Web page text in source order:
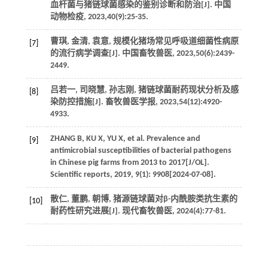
血杆菌与猪链球菌感染的鉴别诊断和防治[J]. 中国
动物检疫, 2023,40(9):25-35.
[7]
曹琪, 金清, 袁意, 规模化猪场常见呼吸道细菌性病原
的流行病学调查[J]. 中国畜牧兽医, 2023,50(6):2439-
2449.
[8]
吕若一, 司晓慧, 孙志刚, 猪链球菌耐药现状分析及感
染防控措施[J]. 畜牧兽医学报, 2023,54(12):4920-
4933.
[9] ZHANG B, KU X, YU X, et al. Prevalence and
antimicrobial susceptibilities of bacterial pathogens
in Chinese pig farms from 2013 to 2017[J/OL].
Scientific reports, 2019, 9(1): 9908[2024-07-08].
[10]
散仁, 董鹏, 朝博, 猪源链球菌对β-内酰胺类抗生素的
耐药性研究进展[J]. 现代畜牧兽医, 2024(4):77-81.